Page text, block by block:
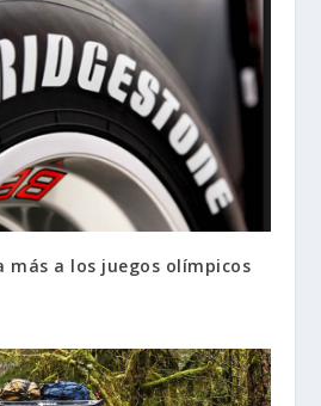
más a los juegos olímpicos